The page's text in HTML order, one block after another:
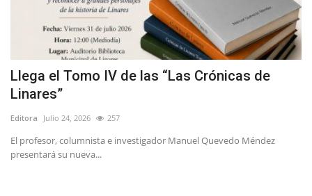
Llega el Tomo IV de las “Las Crónicas de
Linares”
Editora Julio 24, 2026 257
El profesor, columnista e investigador Manuel Quevedo Méndez
presentará su nueva...